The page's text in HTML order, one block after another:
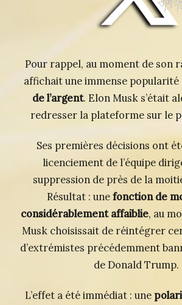
Pour rappel, au moment de son
affichait une immense popularité
de l’argent. Elon Musk s’était
redresser la plateforme sur le
Ses premières décisions ont
licenciement de l’équipe
suppression de près de la
Résultat : une fonction de
considérablement affaiblie, au
Musk choisissait de réintégrer
d’extrémistes précédemment
de Donald Trump.
L’effet a été immédiat : une